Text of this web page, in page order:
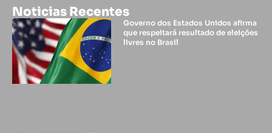
Noticias Recentes
Governo dos Estados Unidos afirma
que respeitará resultado de eleições
livres no Brasil